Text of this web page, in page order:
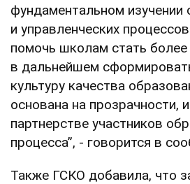
фундаментальном изучении
и управленческих
помочь школам стать
в дальнейшем
культуру качества
основана на прозрачности,
партнерстве участников
процесса”, - говорится в
Также ГСКО добавила, что